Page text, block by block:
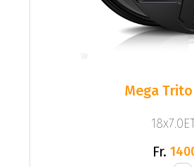
Mega
Fr.